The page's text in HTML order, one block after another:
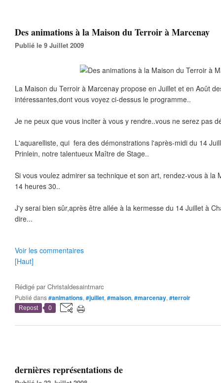
Des animations à la Maison du Terroir à Marcenay
Publié le 9 Juillet 2009
La Maison du Terroir à Marcenay propose en Juillet et en Août
intéressantes,dont vous voyez ci-dessus le programme..
Je ne peux que vous inciter à vous y rendre..vous ne serez pas
L'aquarelliste, qui fera des démonstrations l'après-midi du 14
Prinlein, notre talentueux Maître de Stage..
Si vous voulez admirer sa technique et son art, rendez-vous à la
14 heures 30..
J'y serai bien sûr,après être allée à la kermesse du 14 Juillet à
dire...
Voir les commentaires
[Haut]
Rédigé parChristaldesaintmarc
Publié dans#animations, #juillet, #maison, #marcenay, #terroir
Repost 0
dernières représentations de